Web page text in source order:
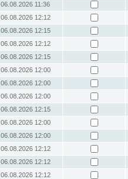
06.08.2026 11:36
06.08.2026 12:12
06.08.2026 12:15
06.08.2026 12:12
06.08.2026 12:15
06.08.2026 12:00
06.08.2026 12:00
06.08.2026 12:00
06.08.2026 12:15
06.08.2026 12:00
06.08.2026 12:00
06.08.2026 12:12
06.08.2026 12:12
06.08.2026 12:12